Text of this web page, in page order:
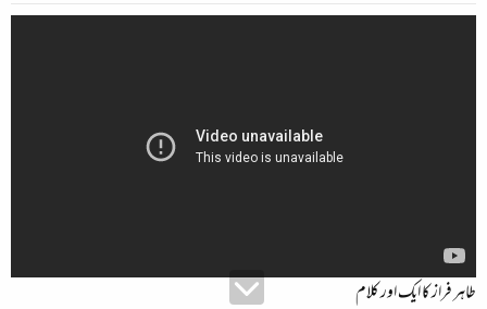
طاہر فراز کا ایک اور کلام